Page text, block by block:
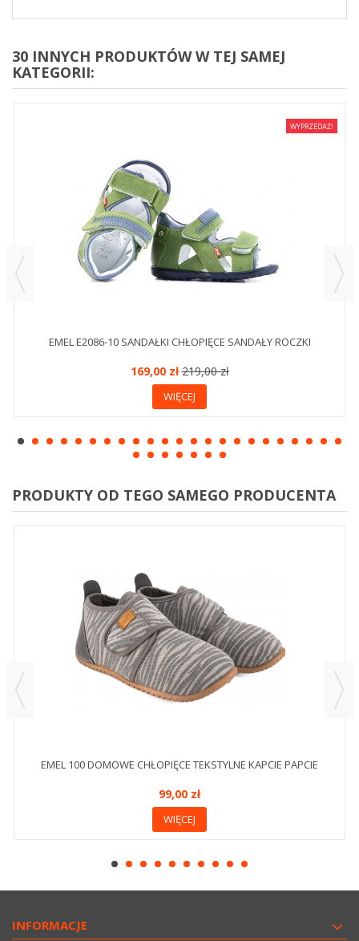
30 INNYCH PRODUKTÓW W TEJ SAMEJ
KATEGORII:
WYPRZEDAŻ!
EMEL E2086-10 SANDAŁKI CHŁOPIĘCE SANDAŁY ROCZKI
169,00 zł219,00 zł
WIĘCEJ
PRODUKTY OD TEGO SAMEGO PRODUCENTA
EMEL 100 DOMOWE CHŁOPIĘCE TEKSTYLNE KAPCIE PAPCIE
99,00 zł
WIĘCEJ
INFORMACJE